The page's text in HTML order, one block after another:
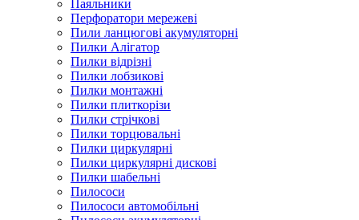
Паяльники
Перфоратори мережеві
Пили ланцюгові акумуляторні
Пилки Алігатор
Пилки відрізні
Пилки лобзикові
Пилки монтажні
Пилки плиткорізи
Пилки стрічкові
Пилки торцювальні
Пилки циркулярні
Пилки циркулярні дискові
Пилки шабельні
Пилососи
Пилососи автомобільні